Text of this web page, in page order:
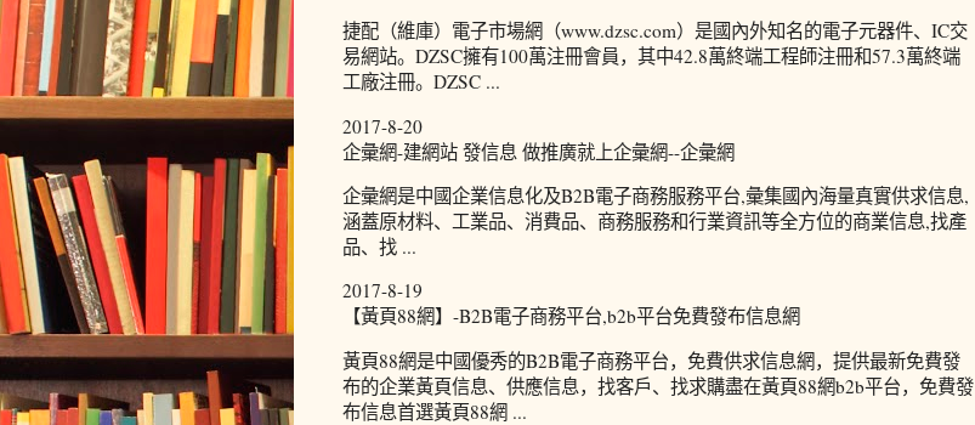
捷配（維庫）電子市場網（www.dzsc.com）是國內外知名的電子元器件、IC交
易網站。DZSC擁有100萬注冊會員，其中42.8萬終端工程師注冊和57.3萬終端
工廠注冊。DZSC ...
2017-8-20
企彙網-建網站 發信息 做推廣就上企彙網--企彙網
企彙網是中國企業信息化及B2B電子商務服務平台,彙集國內海量真實供求信息,
涵蓋原材料、工業品、消費品、商務服務和行業資訊等全方位的商業信息,找產
品、找 ...
2017-8-19
【黃頁88網】-B2B電子商務平台,b2b平台免費發布信息網
黃頁88網是中國優秀的B2B電子商務平台，免費供求信息網，提供最新免費發
布的企業黃頁信息、供應信息，找客戶、找求購盡在黃頁88網b2b平台，免費發
布信息首選黃頁88網 ...